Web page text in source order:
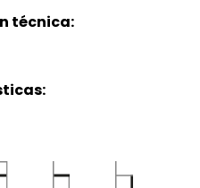
técnica: